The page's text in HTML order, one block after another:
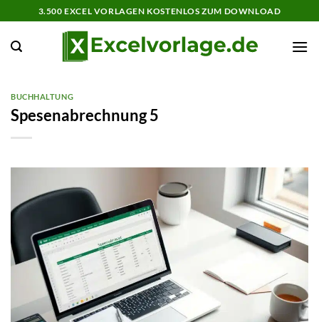
Inhalt
springen
3.500 EXCEL VORLAGEN KOSTENLOS ZUM DOWNLOAD
BUCHHALTUNG
Spesenabrechnung 5